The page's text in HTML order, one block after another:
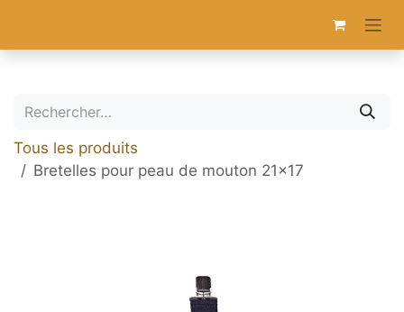
Tous les produits
Bretelles pour peau de mouton 21x17